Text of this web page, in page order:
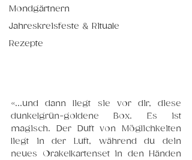
Mondgärtnern
Jahreskreisfeste & Rituale
Rezepte
«...und dann liegt sie vor dir, diese
dunkelgrün-goldene Box. Es ist
magisch. Der Duft von Möglichkeiten
liegt in der Luft, während du dein
neues Orakelkartenset in den Händen